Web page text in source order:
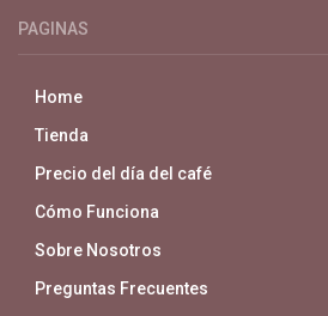
PAGINAS
Home
Tienda
Precio del día del café
Cómo Funciona
Sobre Nosotros
Preguntas Frecuentes